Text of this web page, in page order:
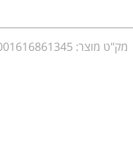
מק"ט מוצר: 9001616861345